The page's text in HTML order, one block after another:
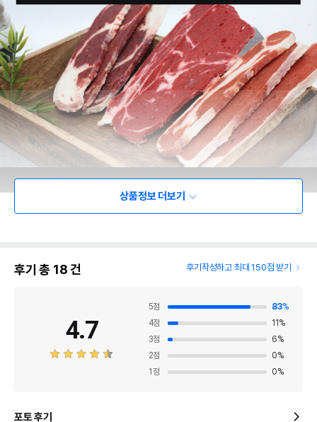
상품정보 더보기
후기 총 18건 후기작성하고 최대 150점 받기
4.7
5점 83%
4점 11 %
3점 6%
2점 0%
1 점 0%
포토 후기